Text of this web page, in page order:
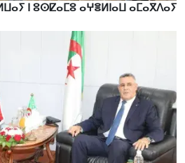
ⵏ ⵓⵙⵇⴰⵎⵓ ⴰⵖⴻⵍⵏⴰⵡ ⴰⵎⴰⴳⴷⴰⵢ